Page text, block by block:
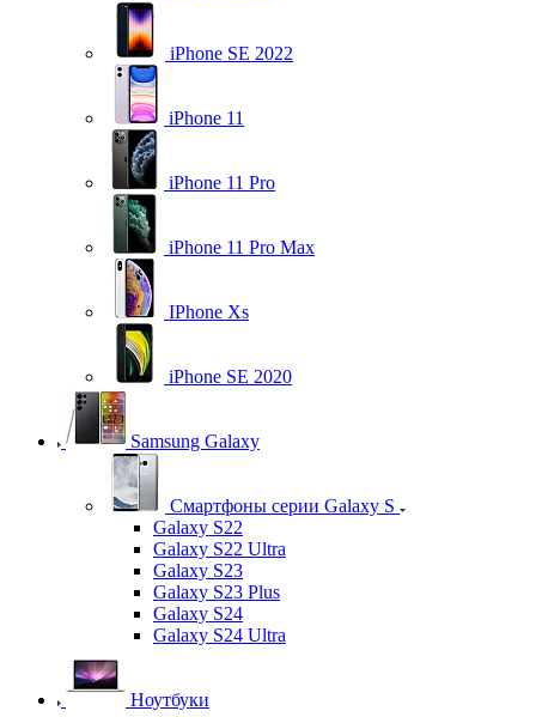
iPhone SE 2022
iPhone 11
iPhone 11 Pro
iPhone 11 Pro Max
IPhone Xs
iPhone SE 2020
Samsung Galaxy
Смартфоны серии Galaxy S
Galaxy S22
Galaxy S22 Ultra
Galaxy S23
Galaxy S23 Plus
Galaxy S24
Galaxy S24 Ultra
Ноутбуки